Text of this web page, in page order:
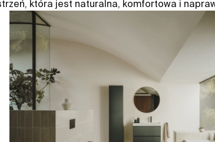
która jest naturalna, komfortowa i